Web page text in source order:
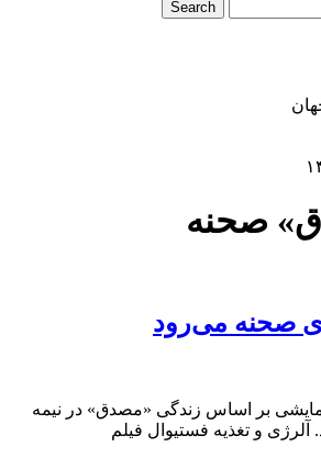
صحنه
صحنه می‌رود
بر اساس زندگی «مصدق» در نیمه